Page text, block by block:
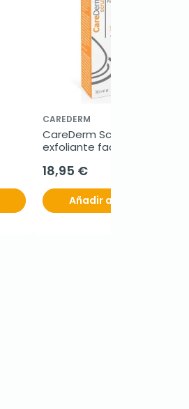
CAREDERM
CareDerm Scrub 5%
exfoliante facial, 30 ml
18,95 €
Añadir al carrito